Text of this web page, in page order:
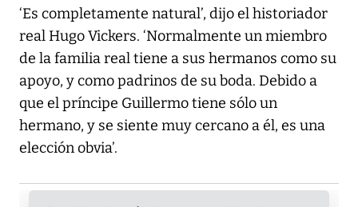
‘Es completamente natural’, dijo el historiador
real Hugo Vickers. ‘Normalmente un miembro
de la familia real tiene a sus hermanos como su
apoyo, y como padrinos de su boda. Debido a
que el príncipe Guillermo tiene sólo un
hermano, y se siente muy cercano a él, es una
elección obvia’.